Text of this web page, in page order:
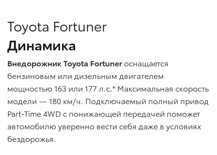
Toyota Fortuner
Динамика
Внедорожник Toyota Fortunerоснащается
бензиновым или дизельным двигателем
мощностью 163 или 177 л.с.* Максимальная скорость
модели — 180 км/ч. Подключаемый полный привод
Part-Time 4WD с понижающей передачей поможет
автомобилю уверенно вести себя даже в условиях
бездорожья.